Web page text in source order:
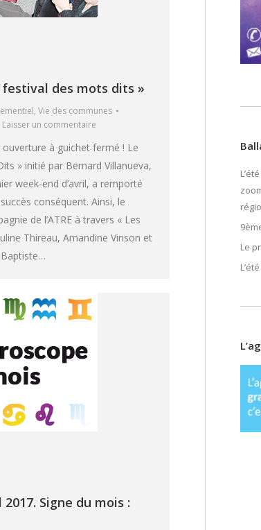
festival des mots dits »
, Vie des communes
Laisser un commentaire
ouverture à guichet fermé ! Le
» initié par Bernard Villanueva,
week-end d’avril, a remporté
conséquent. Ainsi, le
de l’ATRE à travers « Les
Thireau, Amandine Vinson et
Signe du mois :
Le